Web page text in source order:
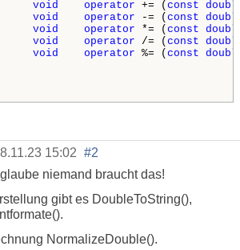
void
operator += ( const
void
operator -= ( const
void
operator *= ( const
void
operator /= ( const
void
operator %= ( const
15:02 #2
niemand braucht das!
gibt es DoubleToString(),
NormalizeDouble().